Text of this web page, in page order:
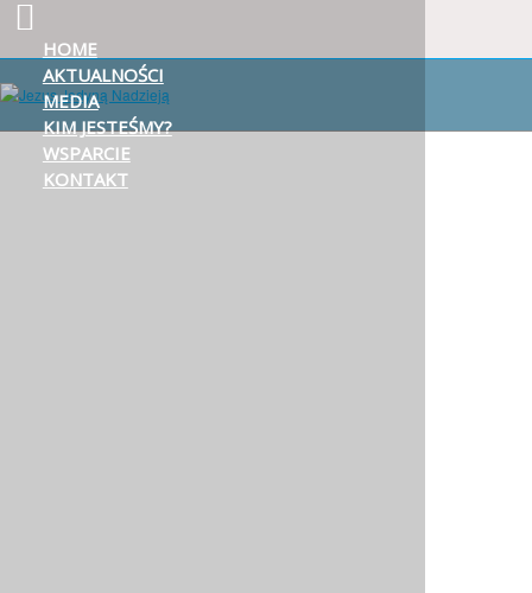
HOME
AKTUALNOŚCI
MEDIA
KIM JESTEŚMY?
WSPARCIE
KONTAKT